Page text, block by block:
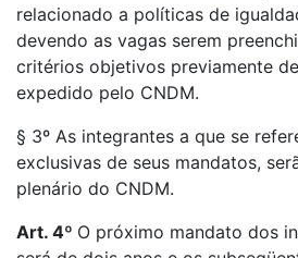
relacionado a políticas de
devendo as vagas serem
critérios objetivos previamente
expedido pelo CNDM.
§ 3º As integrantes a que se
exclusivas de seus mandatos,
plenário do CNDM.
Art. 4º O próximo mandato dos